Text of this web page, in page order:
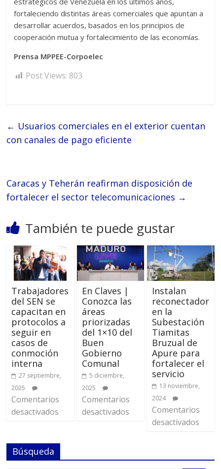
fortaleciendo distintas áreas comerciales que apuntan a
desarrollar acuerdos, basados en los principios de
cooperación mutua y fortalecimiento de las economías.
Prensa MPPEE-Corpoelec
Post Views: 803
← Usuarios comerciales en el exterior cuentan
con canales de pago eficiente
Caracas y Teherán reafirman disposición de
fortalecer el sector telecomunicaciones →
También te puede gustar
Trabajadores
del SEN se
capacitan en
protocolos a
seguir en
casos de
conmoción
interna
27 septiembre,
2025
Comentarios
desactivados
En Claves |
Conozca las
áreas
priorizadas
del 1×10 del
Buen
Gobierno
Comunal
5 diciembre,
2025
Comentarios
desactivados
Instalan
reconectador
en la
Subestación
Tiamitas
Bruzual de
Apure para
fortalecer el
servicio
13 noviembre,
2024
Comentarios
desactivados
Búsqueda